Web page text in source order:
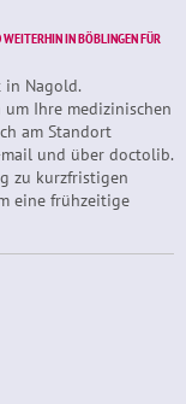
IN BÖBLINGEN FÜR S
in Nagold.
Ihre medizinischen
am Standort
und über doctolib.
zu kurzfristigen
eine frühzeitige